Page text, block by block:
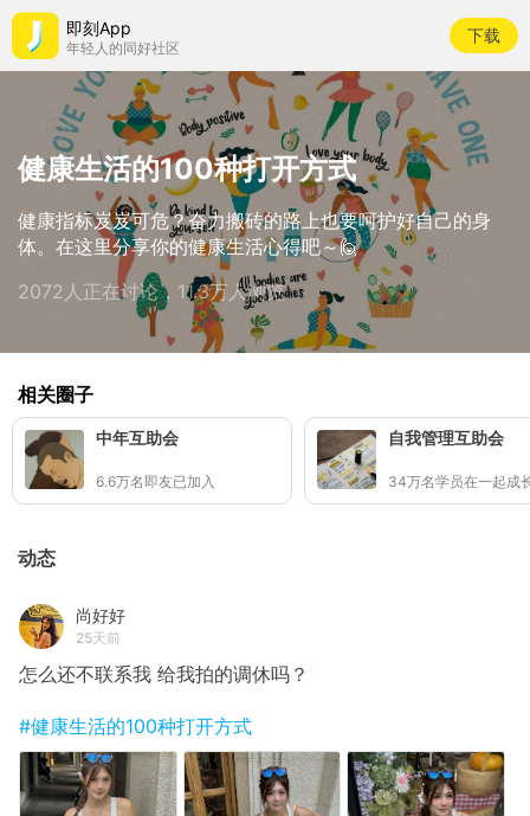
即刻App
年轻人的同好社区
下载
健康生活的100种打开方式
健康指标岌岌可危？奋力搬砖的路上也要呵护好自己的身
体。在这里分享你的健康生活心得吧～🙋
2072人正在讨论，11.3万人浏览
相关圈子
中年互助会
6.6万名即友已加入
自我管理互助会
34万名学员在一起成
动态
尚好好
25天前
怎么还不联系我 给我拍的调休吗？
#健康生活的100种打开方式